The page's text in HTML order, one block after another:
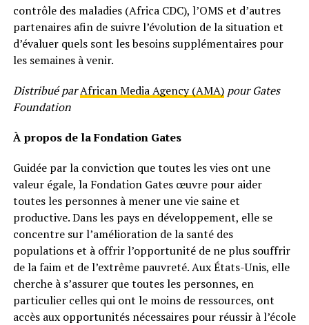
contrôle des maladies (Africa CDC), l’OMS et d’autres
partenaires afin de suivre l’évolution de la situation et
d’évaluer quels sont les besoins supplémentaires pour
les semaines à venir.
Distribué parAfrican Media Agency (AMA)pour Gates
Foundation
À propos de la Fondation Gates
Guidée par la conviction que toutes les vies ont une
valeur égale, la Fondation Gates œuvre pour aider
toutes les personnes à mener une vie saine et
productive. Dans les pays en développement, elle se
concentre sur l’amélioration de la santé des
populations et à offrir l’opportunité de ne plus souffrir
de la faim et de l’extrême pauvreté. Aux États-Unis, elle
cherche à s’assurer que toutes les personnes, en
particulier celles qui ont le moins de ressources, ont
accès aux opportunités nécessaires pour réussir à l’école